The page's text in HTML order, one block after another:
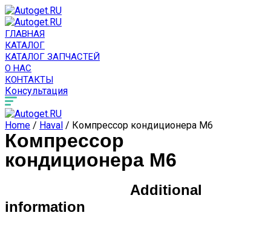
ГЛАВНАЯ
КАТАЛОГ
КАТАЛОГ ЗАПЧАСТЕЙ
О НАС
КОНТАКТЫ
Консультация
Home / Haval / Компрессор кондиционера M6
Компрессор
кондиционера M6
Additional
information